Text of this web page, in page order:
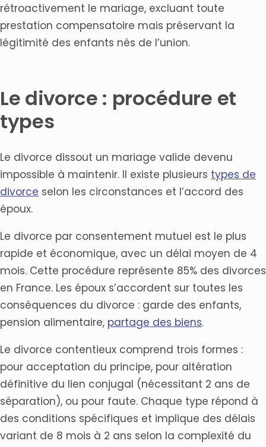
rétroactivement le mariage, excluant toute
prestation compensatoire mais préservant la
légitimité des enfants nés de l’union.
Le divorce : procédure et
types
Le divorce dissout un mariage valide devenu
impossible à maintenir. Il existe plusieurs types de
divorce selon les circonstances et l’accord des
époux.
Le divorce par consentement mutuel est le plus
rapide et économique, avec un délai moyen de 4
mois. Cette procédure représente 85% des divorces
en France. Les époux s’accordent sur toutes les
conséquences du divorce : garde des enfants,
pension alimentaire, partage des biens.
Le divorce contentieux comprend trois formes :
pour acceptation du principe, pour altération
définitive du lien conjugal (nécessitant 2 ans de
séparation), ou pour faute. Chaque type répond à
des conditions spécifiques et implique des délais
variant de 8 mois à 2 ans selon la complexité du